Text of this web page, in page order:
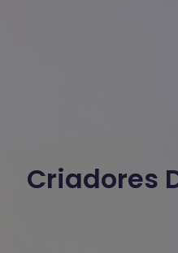
Criadores